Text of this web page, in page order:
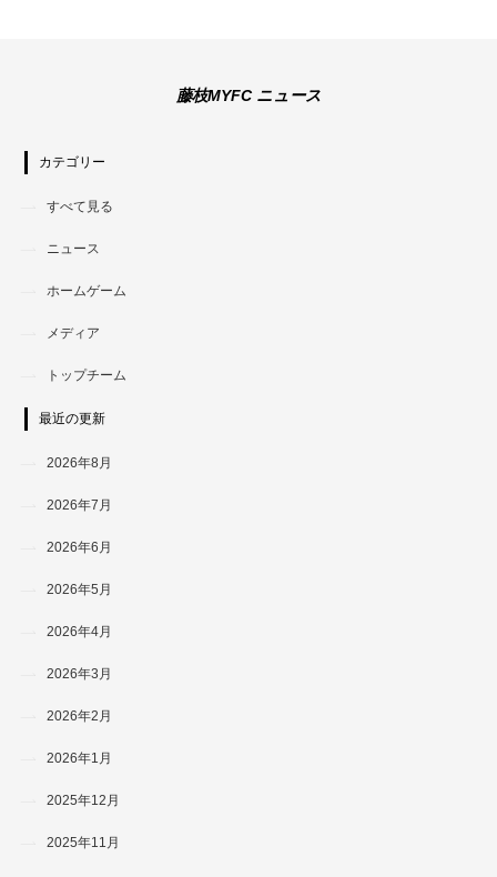
藤枝MYFC ニュース
カテゴリー
すべて見る
ニュース
ホームゲーム
メディア
トップチーム
最近の更新
2026年8月
2026年7月
2026年6月
2026年5月
2026年4月
2026年3月
2026年2月
2026年1月
2025年12月
2025年11月